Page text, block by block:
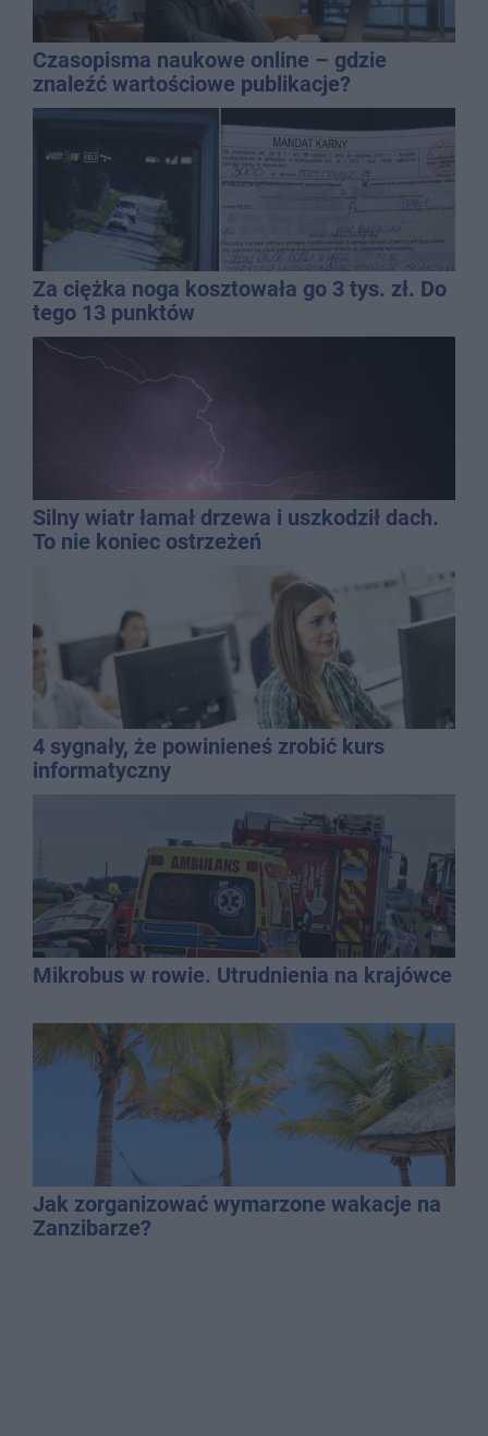
Czasopisma naukowe online – gdzie
znaleźć wartościowe publikacje?
Za ciężka noga kosztowała go 3 tys. zł. Do
tego 13 punktów
Silny wiatr łamał drzewa i uszkodził dach.
To nie koniec ostrzeżeń
4 sygnały, że powinieneś zrobić kurs
informatyczny
Mikrobus w rowie. Utrudnienia na krajówce
Jak zorganizować wymarzone wakacje na
Zanzibarze?